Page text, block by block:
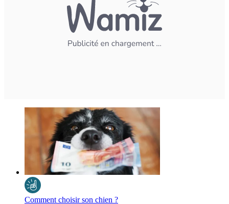
Comment choisir son chien ?